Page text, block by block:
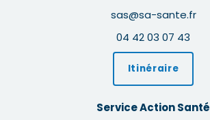
sas@sa-sante.fr
04 42 03 07 43
Itinéraire
Service Action Santé